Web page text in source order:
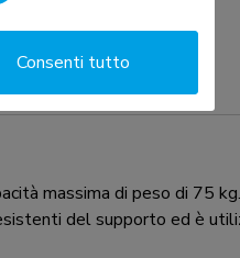
massima di peso di 75
del supporto ed è
Consenti tutto